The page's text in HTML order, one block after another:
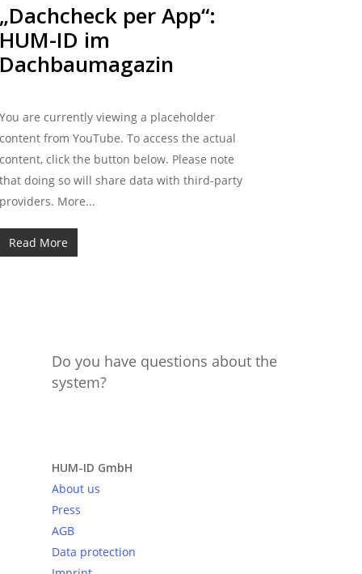
„Dachcheck per App“:
HUM-ID im
Dachbaumagazin
You are currently viewing a placeholder
content from YouTube. To access the actual
content, click the button below. Please note
that doing so will share data with third-party
providers. More...
Read More
Do you have questions about the
system?
HUM-ID GmbH
About us
Press
AGB
Data protection